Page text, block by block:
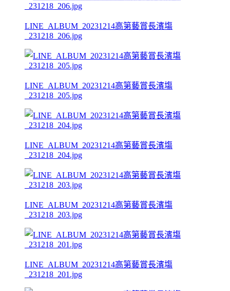
LINE_ALBUM_20231214高第藝賞長濱塲
_231218_206.jpg
LINE_ALBUM_20231214高第藝賞長濱塲
_231218_205.jpg
LINE_ALBUM_20231214高第藝賞長濱塲
_231218_204.jpg
LINE_ALBUM_20231214高第藝賞長濱塲
_231218_203.jpg
LINE_ALBUM_20231214高第藝賞長濱塲
_231218_201.jpg